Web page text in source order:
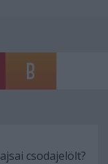
csodajelölt?